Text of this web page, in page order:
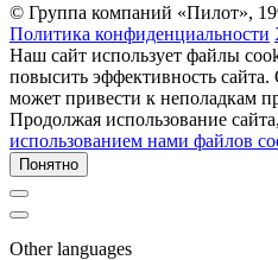
© Группа компаний «Пилот»,
Политика конфиденциальности
Наш сайт использует файлы
повысить эффективность
может привести к неполадкам
Продолжая использование
использованием нами файлов
Понятно
Other languages